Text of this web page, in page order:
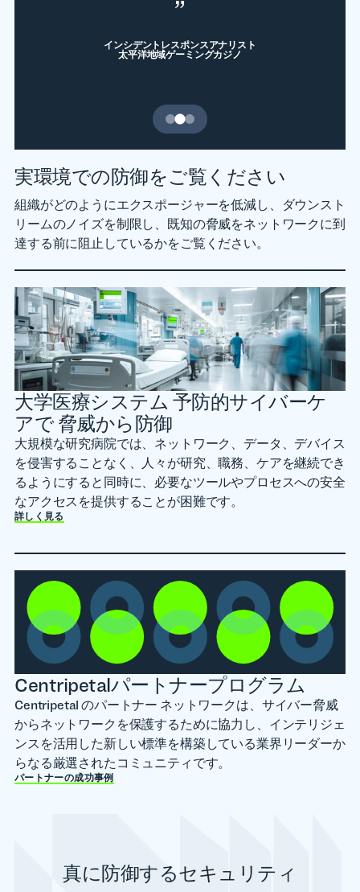
わかります。
インシデントレスポンスアナリスト
太平洋地域ゲーミングカジノ
今では3週間かけて記録す
るレベルになりました。
シニアサイバーセキュリティアーキテクト
北東部大学ヘルスシステム
スライドへ移動 1
スライドへ移動 2
スライドへ移動 3
実環境での防御をご覧ください
組織がどのようにエクスポージャーを低減し、ダウンスト
リームのノイズを制限し、既知の脅威をネットワークに到
達する前に阻止しているかをご覧ください。
大学医療システム 予防的サイバーケ
アで 脅威から防御
大規模な研究病院では、ネットワーク、データ、デバイス
を侵害することなく、人々が研究、職務、ケアを継続でき
るようにすると同時に、必要なツールやプロセスへの安全
なアクセスを提供することが困難です。
詳しく見る
Centripetalパートナープログラム
Centripetal のパートナー ネットワークは、サイバー脅威
からネットワークを保護するために協力し、インテリジェ
ンスを活用した新しい標準を構築している業界リーダーか
らなる厳選されたコミュニティです。
パートナーの成功事例
真に防御するセキュリティ